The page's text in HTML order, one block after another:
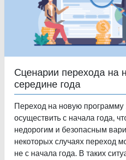
Сценарии перехода на
середине года
Переход на новую
осуществить с начала года,
недорогим и безопасным
некоторых случаях переход
не с начала года. В таких